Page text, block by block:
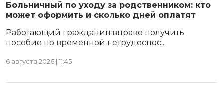
Больничный по уходу за родственником: кто
может оформить и сколько дней оплатят
Работающий гражданин вправе получить
пособие по временной нетрудоспос...
6 августа 2026 | 11:45